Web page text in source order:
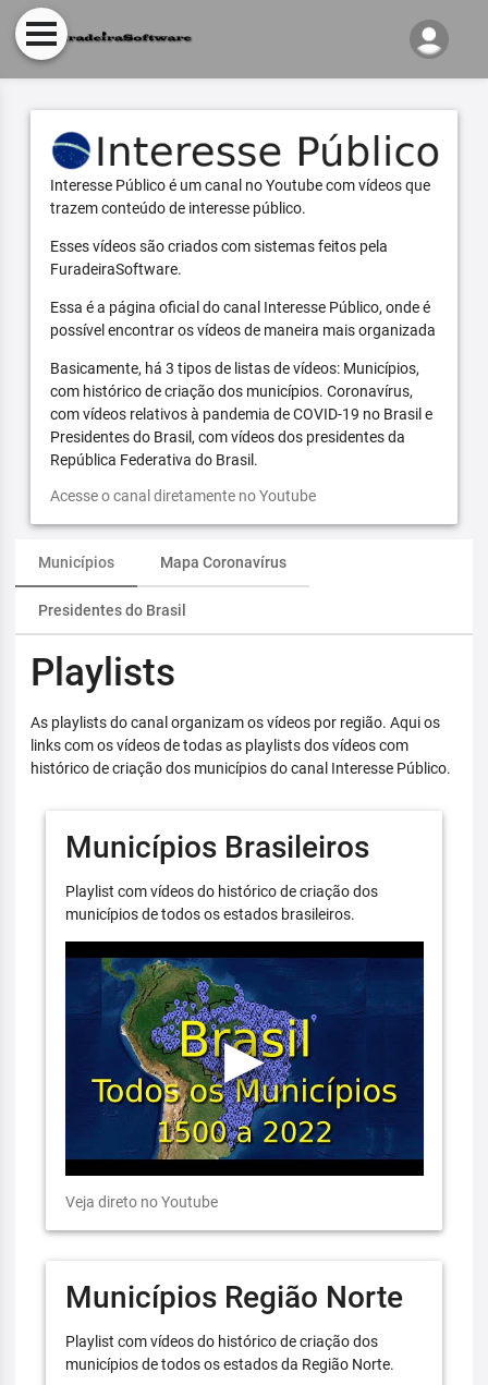
Interesse Público é um canal no Youtube com vídeos que
trazem conteúdo de interesse público.
Esses vídeos são criados com sistemas feitos pela
FuradeiraSoftware.
Essa é a página oficial do canal Interesse Público, onde é
possível encontrar os vídeos de maneira mais organizada
Basicamente, há 3 tipos de listas de vídeos: Municípios,
com histórico de criação dos municípios. Coronavírus,
com vídeos relativos à pandemia de COVID-19 no Brasil e
Presidentes do Brasil, com vídeos dos presidentes da
República Federativa do Brasil.
Acesse o canal diretamente no Youtube
Municípios Mapa Coronavírus
Presidentes do Brasil
Playlists
As playlists do canal organizam os vídeos por região. Aqui os
links com os vídeos de todas as playlists dos vídeos com
histórico de criação dos municípios do canal Interesse Público.
Municípios Brasileiros
Playlist com vídeos do histórico de criação dos
municípios de todos os estados brasileiros.
Veja direto no Youtube
Municípios Região Norte
Playlist com vídeos do histórico de criação dos
municípios de todos os estados da Região Norte.